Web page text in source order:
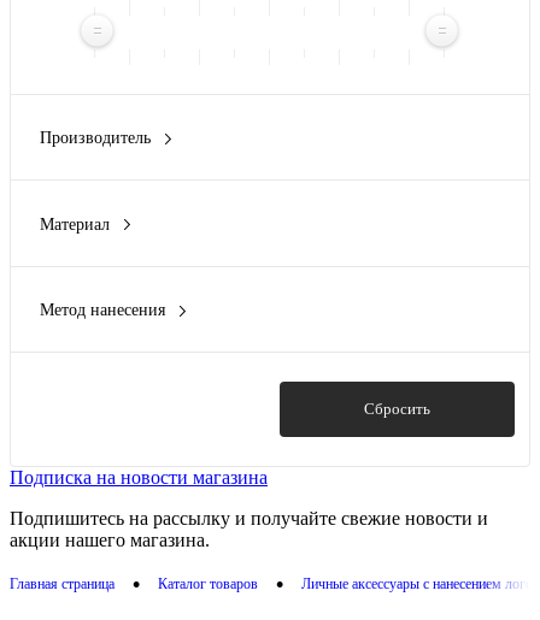
Производитель
Материал
Метод нанесения
Сбросить
Подписка на новости магазина
Подпишитесь на рассылку и получайте свежие новости и
акции нашего магазина.
Главная страница • Каталог товаров • Личные аксессуары с нанесением